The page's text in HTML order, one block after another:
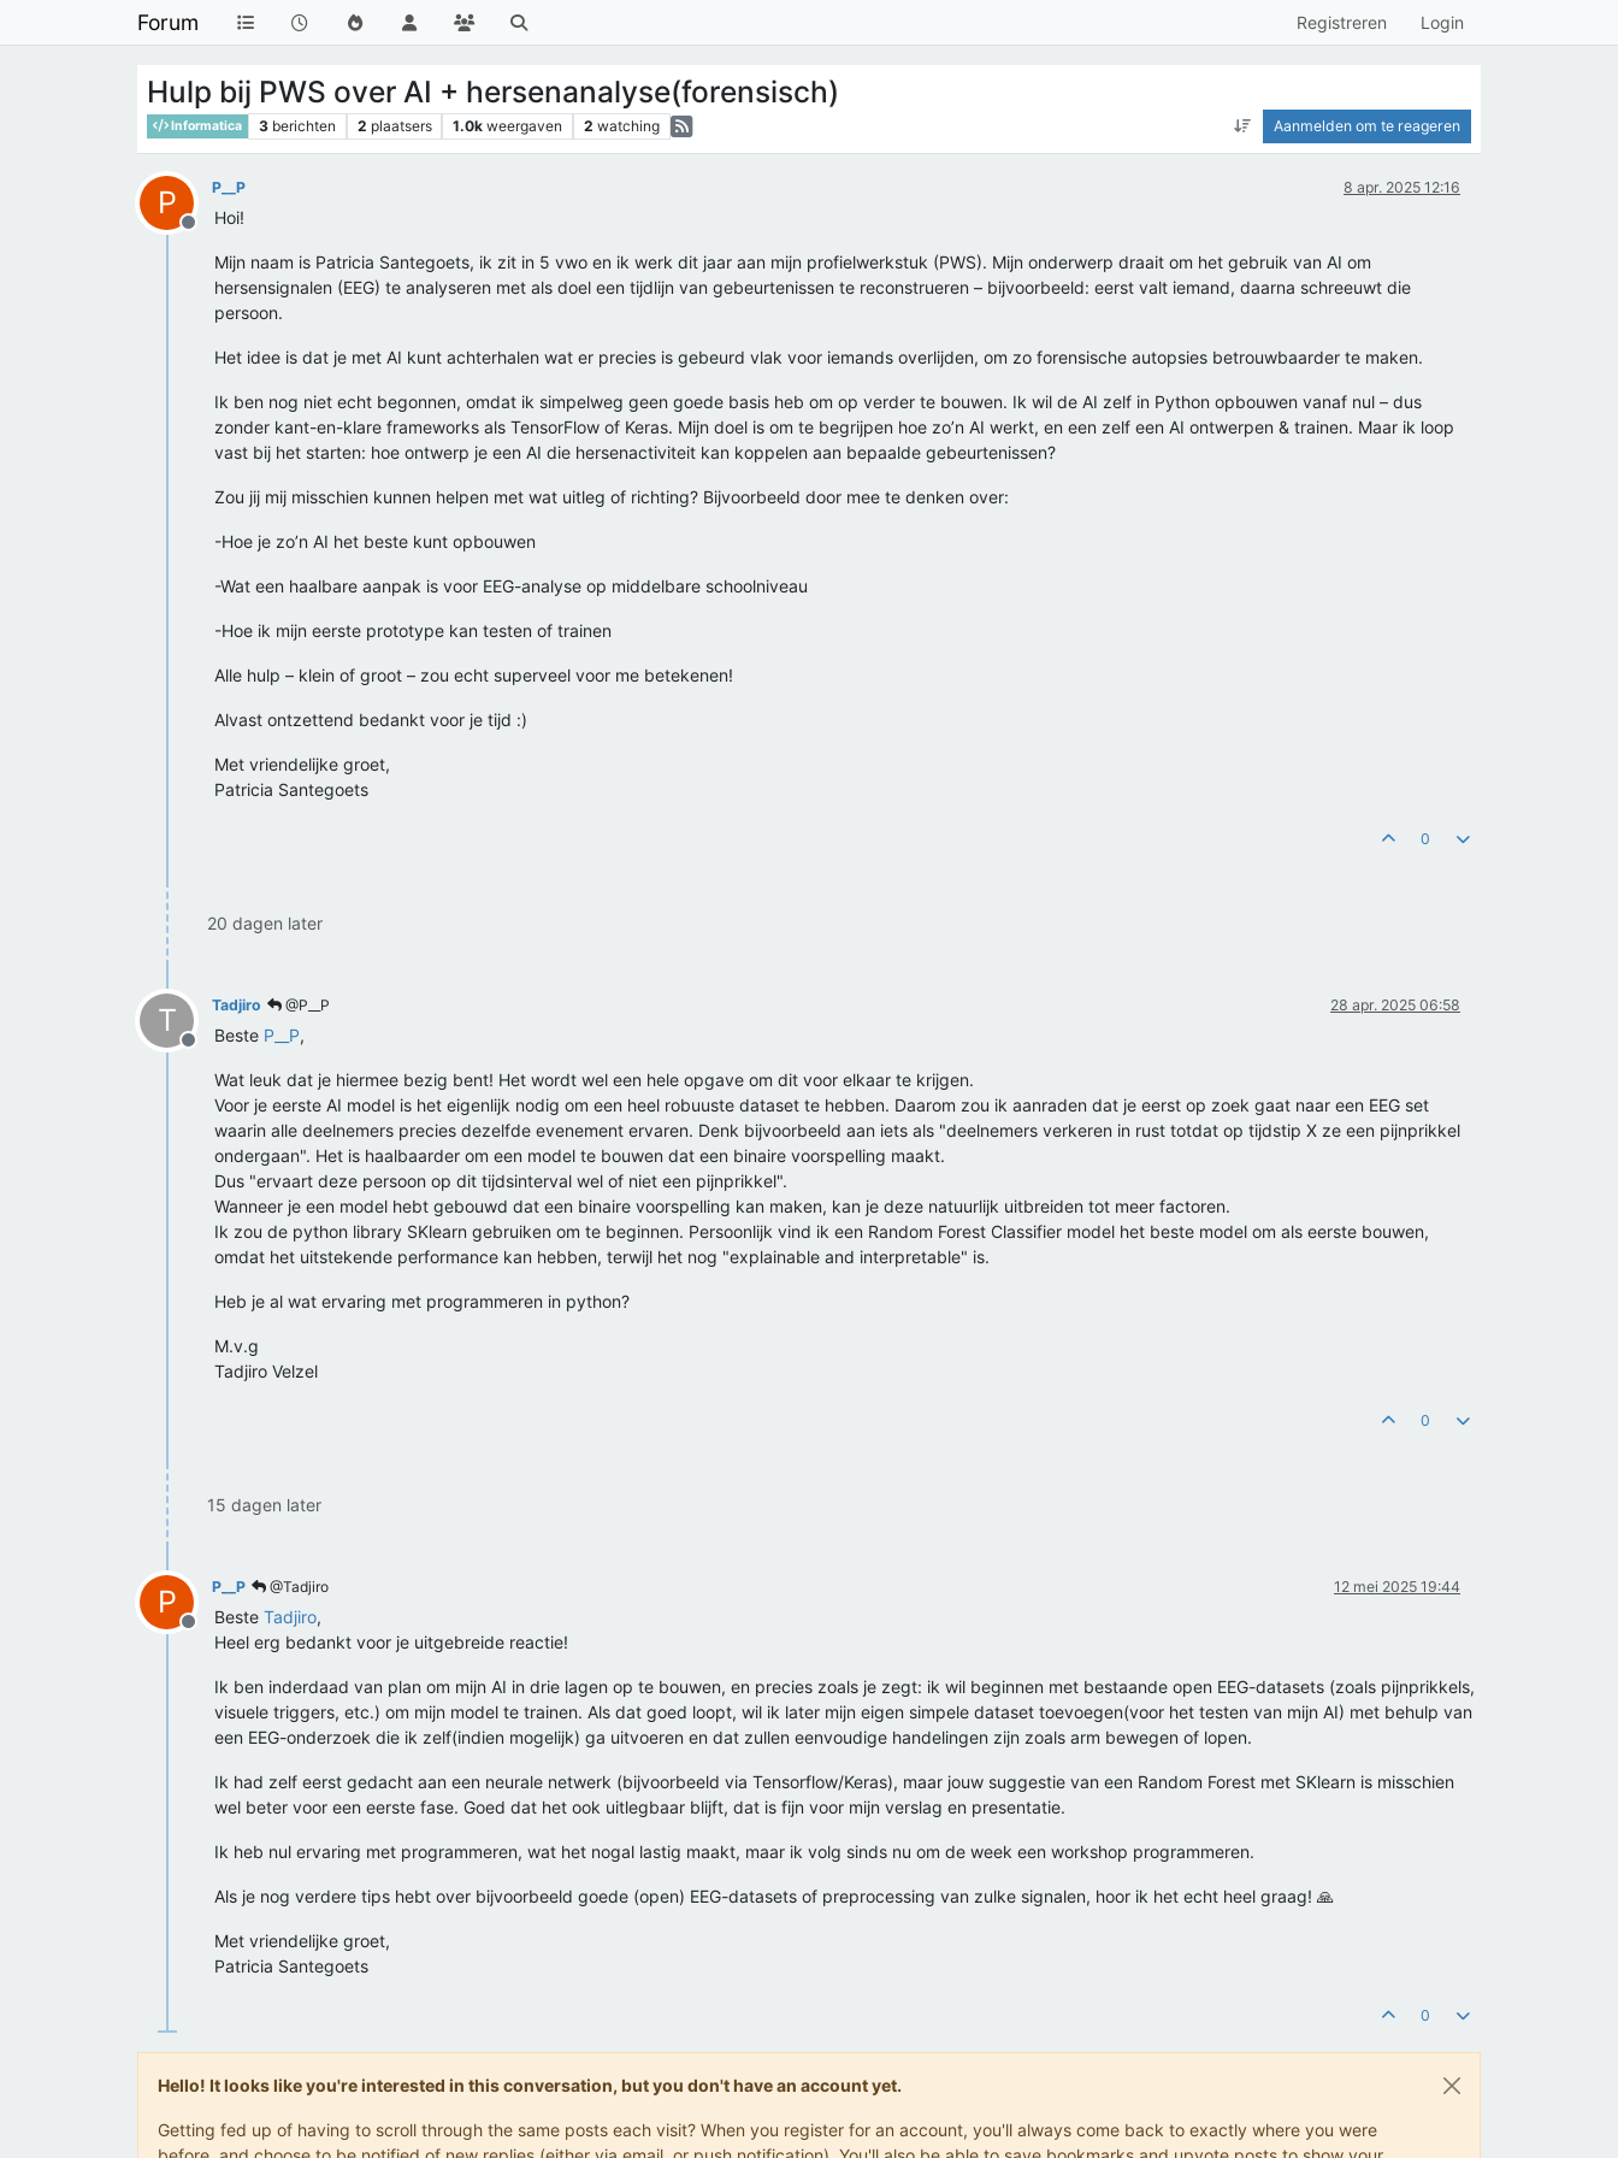
Forum Registreren Login
Hulp bij PWS over AI + hersenanalyse(forensisch)
Informatica 3 berichten 2 plaatsers 1.0k weergaven 2 watching Aanmelden om te reageren
P
Offline
P__P 8 apr. 2025 12:16
Hoi!
Mijn naam is Patricia Santegoets, ik zit in 5 vwo en ik werk dit jaar aan mijn profielwerkstuk (PWS). Mijn onderwerp draait om het gebruik van AI om
hersensignalen (EEG) te analyseren met als doel een tijdlijn van gebeurtenissen te reconstrueren – bijvoorbeeld: eerst valt iemand, daarna schreeuwt die
persoon.
Het idee is dat je met AI kunt achterhalen wat er precies is gebeurd vlak voor iemands overlijden, om zo forensische autopsies betrouwbaarder te maken.
Ik ben nog niet echt begonnen, omdat ik simpelweg geen goede basis heb om op verder te bouwen. Ik wil de AI zelf in Python opbouwen vanaf nul – dus
zonder kant-en-klare frameworks als TensorFlow of Keras. Mijn doel is om te begrijpen hoe zo’n AI werkt, en een zelf een AI ontwerpen & trainen. Maar ik loop
vast bij het starten: hoe ontwerp je een AI die hersenactiviteit kan koppelen aan bepaalde gebeurtenissen?
Zou jij mij misschien kunnen helpen met wat uitleg of richting? Bijvoorbeeld door mee te denken over:
-Hoe je zo’n AI het beste kunt opbouwen
-Wat een haalbare aanpak is voor EEG-analyse op middelbare schoolniveau
-Hoe ik mijn eerste prototype kan testen of trainen
Alle hulp – klein of groot – zou echt superveel voor me betekenen!
Alvast ontzettend bedankt voor je tijd :)
Met vriendelijke groet,
Patricia Santegoets
0
20 dagen later
T
Offline
Tadjiro @P__P 28 apr. 2025 06:58
Beste P__P,
Wat leuk dat je hiermee bezig bent! Het wordt wel een hele opgave om dit voor elkaar te krijgen.
Voor je eerste AI model is het eigenlijk nodig om een heel robuuste dataset te hebben. Daarom zou ik aanraden dat je eerst op zoek gaat naar een EEG set
waarin alle deelnemers precies dezelfde evenement ervaren. Denk bijvoorbeeld aan iets als "deelnemers verkeren in rust totdat op tijdstip X ze een pijnprikkel
ondergaan". Het is haalbaarder om een model te bouwen dat een binaire voorspelling maakt.
Dus "ervaart deze persoon op dit tijdsinterval wel of niet een pijnprikkel".
Wanneer je een model hebt gebouwd dat een binaire voorspelling kan maken, kan je deze natuurlijk uitbreiden tot meer factoren.
Ik zou de python library SKlearn gebruiken om te beginnen. Persoonlijk vind ik een Random Forest Classifier model het beste model om als eerste bouwen,
omdat het uitstekende performance kan hebben, terwijl het nog "explainable and interpretable" is.
Heb je al wat ervaring met programmeren in python?
M.v.g
Tadjiro Velzel
0
15 dagen later
P
Offline
P__P @Tadjiro 12 mei 2025 19:44
Beste Tadjiro,
Heel erg bedankt voor je uitgebreide reactie!
Ik ben inderdaad van plan om mijn AI in drie lagen op te bouwen, en precies zoals je zegt: ik wil beginnen met bestaande open EEG-datasets (zoals pijnprikkels,
visuele triggers, etc.) om mijn model te trainen. Als dat goed loopt, wil ik later mijn eigen simpele dataset toevoegen(voor het testen van mijn AI) met behulp van
een EEG-onderzoek die ik zelf(indien mogelijk) ga uitvoeren en dat zullen eenvoudige handelingen zijn zoals arm bewegen of lopen.
Ik had zelf eerst gedacht aan een neurale netwerk (bijvoorbeeld via Tensorflow/Keras), maar jouw suggestie van een Random Forest met SKlearn is misschien
wel beter voor een eerste fase. Goed dat het ook uitlegbaar blijft, dat is fijn voor mijn verslag en presentatie.
Ik heb nul ervaring met programmeren, wat het nogal lastig maakt, maar ik volg sinds nu om de week een workshop programmeren.
Als je nog verdere tips hebt over bijvoorbeeld goede (open) EEG-datasets of preprocessing van zulke signalen, hoor ik het echt heel graag! 🙏
Met vriendelijke groet,
Patricia Santegoets
0
Hello! It looks like you're interested in this conversation, but you don't have an account yet.
Getting fed up of having to scroll through the same posts each visit? When you register for an account, you'll always come back to exactly where you were